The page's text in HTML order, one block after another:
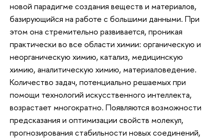
новой парадигме создания веществ и материалов,
базирующийся на работе с большими данными. При
этом она стремительно развивается, проникая
практически во все области химии: органическую и
неорганическую химию, катализ, медицинскую
химию, аналитическую химию, материаловедение.
Количество задач, потенциально решаемых при
помощи технологий искусственного интеллекта,
возрастает многократно. Появляются возможности
предсказания и оптимизации свойств молекул,
прогнозирования стабильности новых соединений,